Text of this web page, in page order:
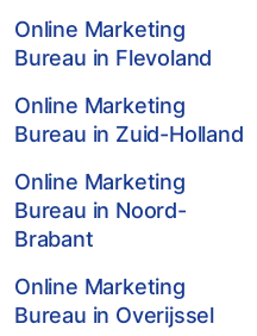
Online Marketing
Bureau in Flevoland
Online Marketing
Bureau in Zuid-Holland
Online Marketing
Bureau in Noord-
Brabant
Online Marketing
Bureau in Overijssel